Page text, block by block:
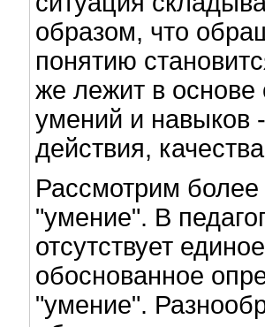
образом, что
понятию
же лежит в
умений и навыков
действия,
Рассмотрим
"умение". В
отсутствует
обоснованное
"умение".